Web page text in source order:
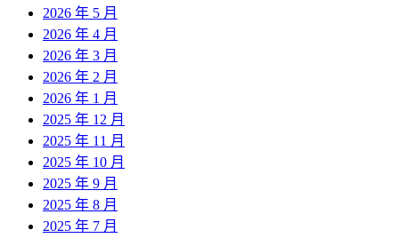
2026 年 5 月
2026 年 4 月
2026 年 3 月
2026 年 2 月
2026 年 1 月
2025 年 12 月
2025 年 11 月
2025 年 10 月
2025 年 9 月
2025 年 8 月
2025 年 7 月